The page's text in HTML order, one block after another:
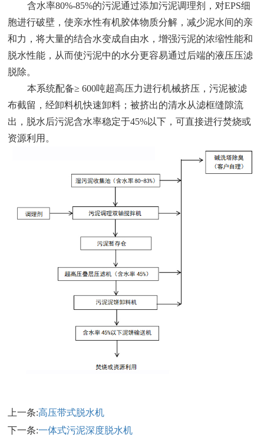
含水率80%-85%的污泥通过添加污泥调理剂，对EPS细
胞进行破壁，使亲水性有机胶体物质分解，减少泥水间的亲
和力，将大量的结合水变成自由水，增强污泥的浓缩性能和
脱水性能，从而使污泥中的水分更容易通过后端的液压压滤
脱除。
本系统配备≥ 600吨超高压力进行机械挤压，污泥被滤
布截留，经卸料机快速卸料；被挤出的清水从滤框缝隙流
出，脱水后污泥含水率稳定于45%以下，可直接进行焚烧或
资源利用。
上一条:高压带式脱水机
下一条:一体式污泥深度脱水机